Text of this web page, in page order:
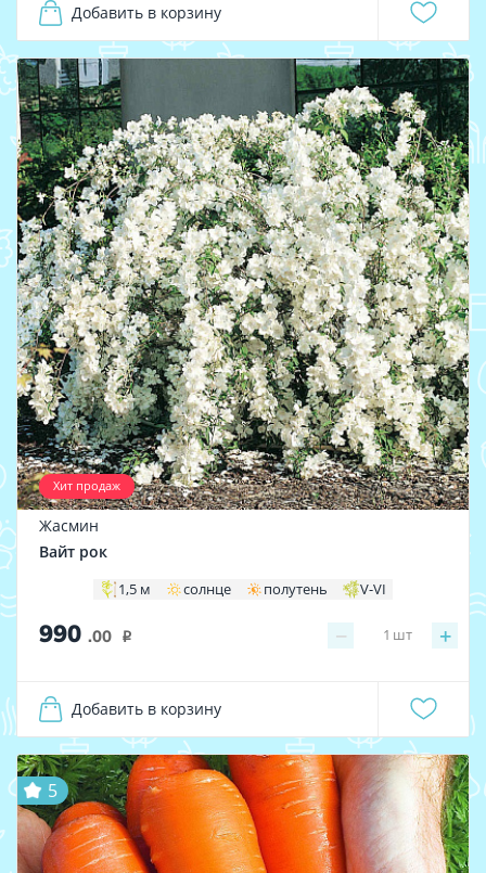
Добавить в корзину
Хит продаж
Жасмин
Вайт рок
1,5 м солнце полутень V-VI
990 .00 i − +
1 шт
Добавить в корзину
5